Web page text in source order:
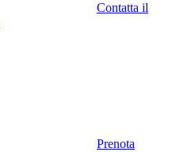
Contatta il
Prenota